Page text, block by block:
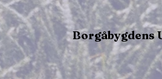
Borgåbygdens